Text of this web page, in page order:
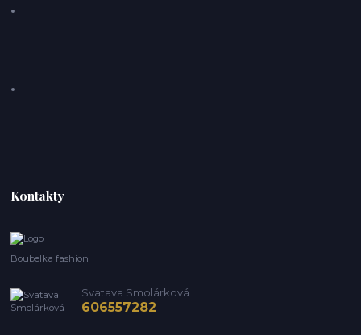
Kontakty
Boubelka fashion
Svatava Smolárková
606557282